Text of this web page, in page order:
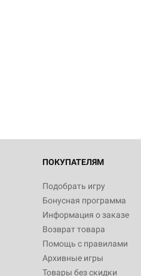
ПОКУПАТЕЛЯМ
Подобрать игру
Бонусная программа
Информация о заказе
Возврат товара
Помощь с правилами
Архивные игры
Товары без скидки